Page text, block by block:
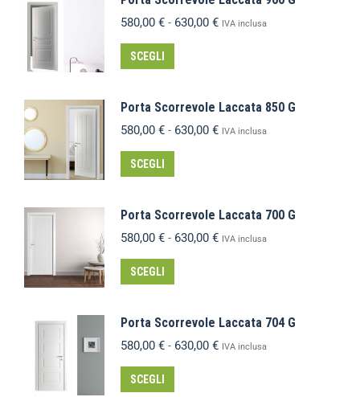
580,00 € - 630,00 € IVA inclusa
SCEGLI
Porta Scorrevole Laccata 850 G
580,00 € - 630,00 € IVA inclusa
SCEGLI
Porta Scorrevole Laccata 700 G
580,00 € - 630,00 € IVA inclusa
SCEGLI
Porta Scorrevole Laccata 704 G
580,00 € - 630,00 € IVA inclusa
SCEGLI